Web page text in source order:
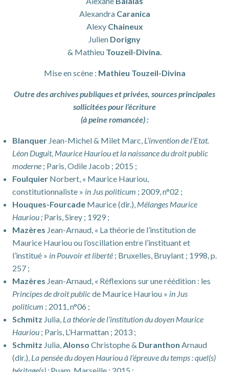
Alexandra Caranica
Alexy Chaineux
Julien Dorigny
& Mathieu Touzeil-Divina.
Mise en scène : Mathieu Touzeil-Divina
Outre des archives publiques et privées, sources principales
sollicitées pour l’écriture
(à peine romancée) :
Blanquer Jean-Michel & Milet Marc, L’invention de l’Etat.
Léon Duguit, Maurice Hauriou et la naissance du droit public
moderne ; Paris, Odile Jacob ; 2015 ;
Foulquier Norbert, « Maurice Hauriou,
constitutionnaliste » in Jus politicum ; 2009, n°02 ;
Houques-Fourcade Maurice (dir.), Mélanges Maurice
Hauriou ; Paris, Sirey ; 1929 ;
Mazères Jean-Arnaud, « La théorie de l’institution de
Maurice Hauriou ou l’oscillation entre l’instituant et
l’institué » in Pouvoir et liberté ; Bruxelles, Bruylant ; 1998, p.
257 ;
Mazères Jean-Arnaud, « Réflexions sur une réédition : les
Principes de droit publicde Maurice Hauriou » in Jus
politicum ; 2011, n°06 ;
Schmitz Julia, La théorie de l’institution du doyen Maurice
Hauriou ; Paris, L’Harmattan ; 2013 ;
Schmitz Julia,Alonso Christophe & Duranthon Arnaud
(dir.), La pensée du doyen Hauriou à l’épreuve du temps : quel(s)